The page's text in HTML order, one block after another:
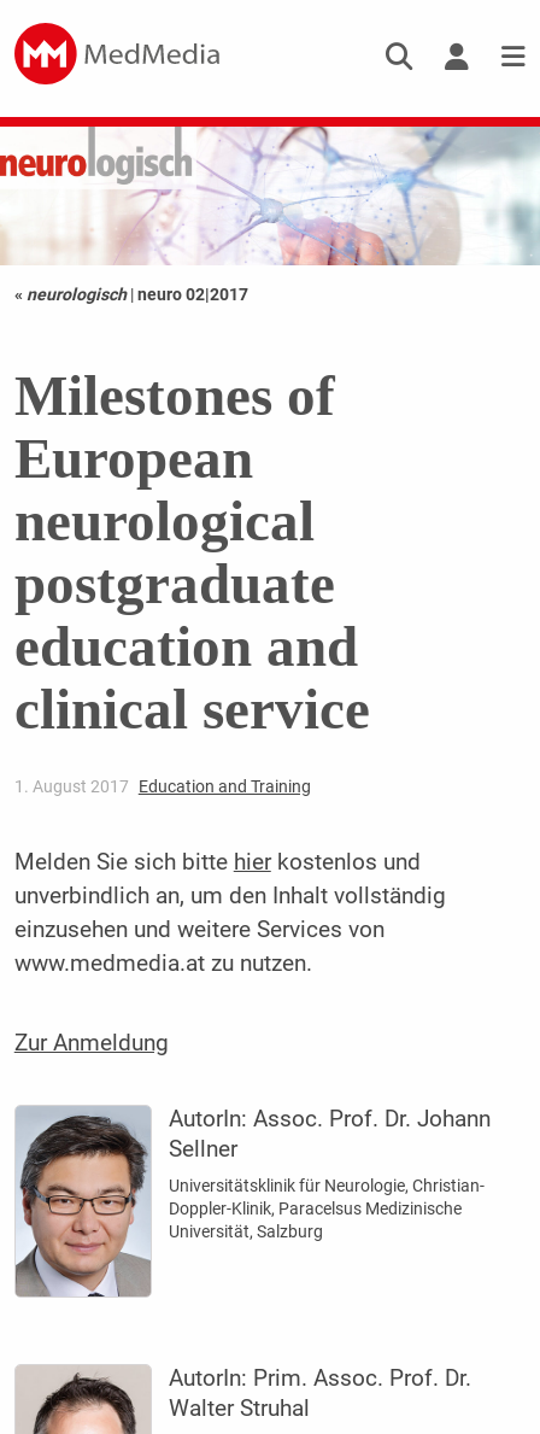
« neurologisch |neuro 02|2017
Milestones of
European
neurological
postgraduate
education and
clinical service
1. August 2017 Education and Training
Melden Sie sich bitte hierkostenlos und
unverbindlich an, um den Inhalt vollständig
einzusehen und weitere Services von
www.medmedia.at zu nutzen.
Zur Anmeldung
AutorIn:Assoc. Prof. Dr. Johann
Sellner
Universitätsklinik für Neurologie, Christian-
Doppler-Klinik, Paracelsus Medizinische
Universität, Salzburg
AutorIn: Prim. Assoc. Prof. Dr.
Walter Struhal